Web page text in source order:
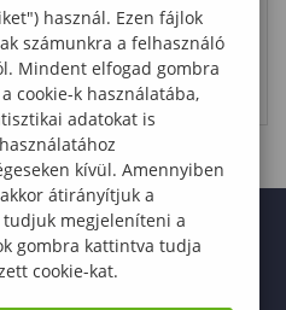
ók)
használ. Ezen fájlok
számunkra a felhasználó
Mindent elfogad gombra
cookie-k használatába,
adatokat is
kívül. Amennyiben
átirányítjuk a
megjeleníteni a
gombra kattintva tudja
cookie-kat.